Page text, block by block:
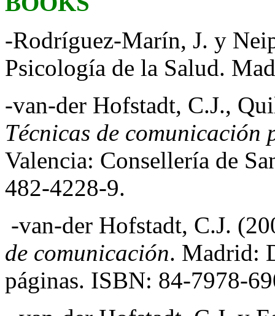
-Rodríguez-Marín, J. y
Psicología de la Salud.
-van-der Hofstadt, C.J.,
Técnicas de comunicación
Valencia: Consellería de
482-4228-9.
-van-der Hofstadt, C.J.
de comunicación. Madrid:
páginas. ISBN: 84-7978-